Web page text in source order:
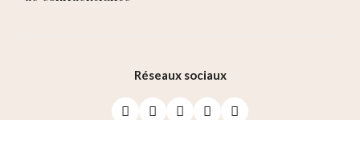
Réseaux sociaux